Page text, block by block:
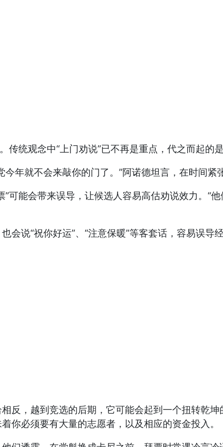
传统观念中“上门劝说”已不再是重点，代之而起的
年就不会来敲你的门了。”阿诺德坦言，在时间紧
可能会带来误导，让候选人容易高估劝说效力。“
会说“祝你好运”、“注意保暖”等客套话，容易误导
反，越到竞选的后期，它可能会起到一个扭转乾
你必须要有大量的志愿者，以及相应的资金投入。